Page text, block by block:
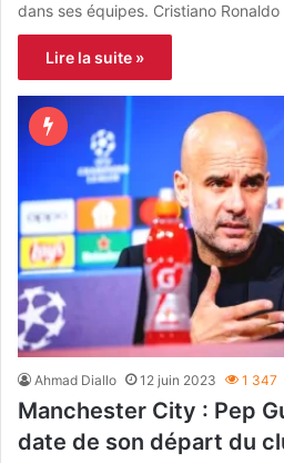
dans ses équipes. Cristiano
Lire la suite »
Ahmad Diallo 12 juin 2023 1 347
Manchester City : Pep
date de son départ du